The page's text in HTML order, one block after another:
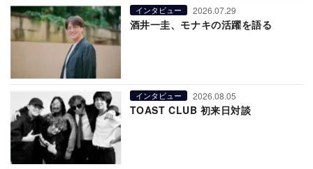
インタビュー 2026.07.29
酒井一圭、モナキの活躍を語る
インタビュー 2026.08.05
TOAST CLUB 初来日対談